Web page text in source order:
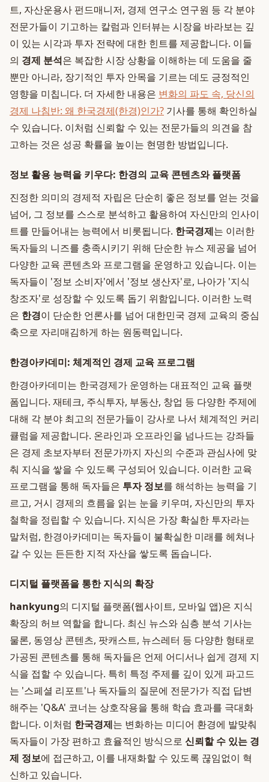
트, 자산운용사 펀드매니저, 경제 연구소 연구원 등 각 분야
전문가들이 기고하는 칼럼과 인터뷰는 시장을 바라보는 깊
이 있는 시각과 투자 전략에 대한 힌트를 제공합니다. 이들
의 경제 분석은 복잡한 시장 상황을 이해하는 데 도움을 줄
뿐만 아니라, 장기적인 투자 안목을 기르는 데도 긍정적인
영향을 미칩니다. 더 자세한 내용은 변화의 파도 속, 당신의
경제 나침반: 왜 한국경제(한경)인가? 기사를 통해 확인하실
수 있습니다. 이처럼 신뢰할 수 있는 전문가들의 의견을 참
고하는 것은 성공 확률을 높이는 현명한 방법입니다.
정보 활용 능력을 키우다: 한경의 교육 콘텐츠와 플랫폼
진정한 의미의 경제적 자립은 단순히 좋은 정보를 얻는 것을
넘어, 그 정보를 스스로 분석하고 활용하여 자신만의 인사이
트를 만들어내는 능력에서 비롯됩니다. 한국경제는 이러한
독자들의 니즈를 충족시키기 위해 단순한 뉴스 제공을 넘어
다양한 교육 콘텐츠와 프로그램을 운영하고 있습니다. 이는
독자들이 '정보 소비자'에서 '정보 생산자'로, 나아가 '지식
창조자'로 성장할 수 있도록 돕기 위함입니다. 이러한 노력
은 한경이 단순한 언론사를 넘어 대한민국 경제 교육의 중심
축으로 자리매김하게 하는 원동력입니다.
한경아카데미: 체계적인 경제 교육 프로그램
한경아카데미는 한국경제가 운영하는 대표적인 교육 플랫
폼입니다. 재테크, 주식투자, 부동산, 창업 등 다양한 주제에
대해 각 분야 최고의 전문가들이 강사로 나서 체계적인 커리
큘럼을 제공합니다. 온라인과 오프라인을 넘나드는 강좌들
은 경제 초보자부터 전문가까지 자신의 수준과 관심사에 맞
춰 지식을 쌓을 수 있도록 구성되어 있습니다. 이러한 교육
프로그램을 통해 독자들은 투자 정보를 해석하는 능력을 기
르고, 거시 경제의 흐름을 읽는 눈을 키우며, 자신만의 투자
철학을 정립할 수 있습니다. 지식은 가장 확실한 투자라는
말처럼, 한경아카데미는 독자들이 불확실한 미래를 헤쳐나
갈 수 있는 든든한 지적 자산을 쌓도록 돕습니다.
디지털 플랫폼을 통한 지식의 확장
hankyung의 디지털 플랫폼(웹사이트, 모바일 앱)은 지식
확장의 허브 역할을 합니다. 최신 뉴스와 심층 분석 기사는
물론, 동영상 콘텐츠, 팟캐스트, 뉴스레터 등 다양한 형태로
가공된 콘텐츠를 통해 독자들은 언제 어디서나 쉽게 경제 지
식을 접할 수 있습니다. 특히 특정 주제를 깊이 있게 파고드
는 '스페셜 리포트'나 독자들의 질문에 전문가가 직접 답변
해주는 'Q&A' 코너는 상호작용을 통해 학습 효과를 극대화
합니다. 이처럼 한국경제는 변화하는 미디어 환경에 발맞춰
독자들이 가장 편하고 효율적인 방식으로 신뢰할 수 있는 경
제 정보에 접근하고, 이를 내재화할 수 있도록 끊임없이 혁
신하고 있습니다.